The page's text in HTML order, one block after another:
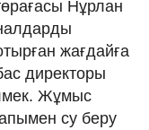
Нұрлан
жағдайға
директоры
Жұмыс
су беру